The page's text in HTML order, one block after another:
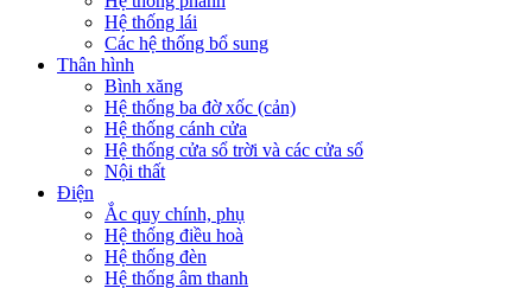
Hệ thống lái
Các hệ thống bổ sung
Thân hình
Bình xăng
Hệ thống ba đờ xốc (cản)
Hệ thống cánh cửa
Hệ thống cửa sổ trời và các cửa sổ
Nội thất
Điện
Ắc quy chính, phụ
Hệ thống điều hoà
Hệ thống đèn
Hệ thống âm thanh